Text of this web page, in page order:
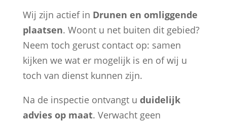
Wij zijn actief in Drunen en omliggende
plaatsen. Woont u net buiten dit gebied?
Neem toch gerust contact op: samen
kijken we wat er mogelijk is en of wij u
toch van dienst kunnen zijn.
Na de inspectie ontvangt u duidelijk
advies op maat. Verwacht geen